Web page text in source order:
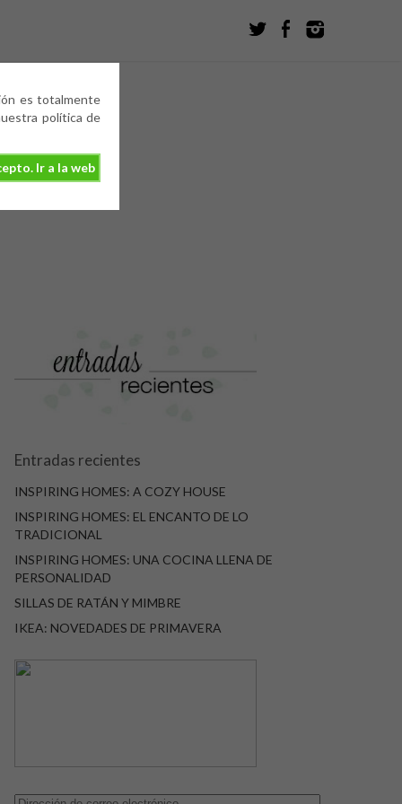
es totalmente
política de
Ir a la web
Entradas recientes
INSPIRING HOMES: A COZY HOUSE
INSPIRING HOMES: EL ENCANTO DE LO
TRADICIONAL
INSPIRING HOMES: UNA COCINA LLENA DE
PERSONALIDAD
SILLAS DE RATÁN Y MIMBRE
IKEA: NOVEDADES DE PRIMAVERA